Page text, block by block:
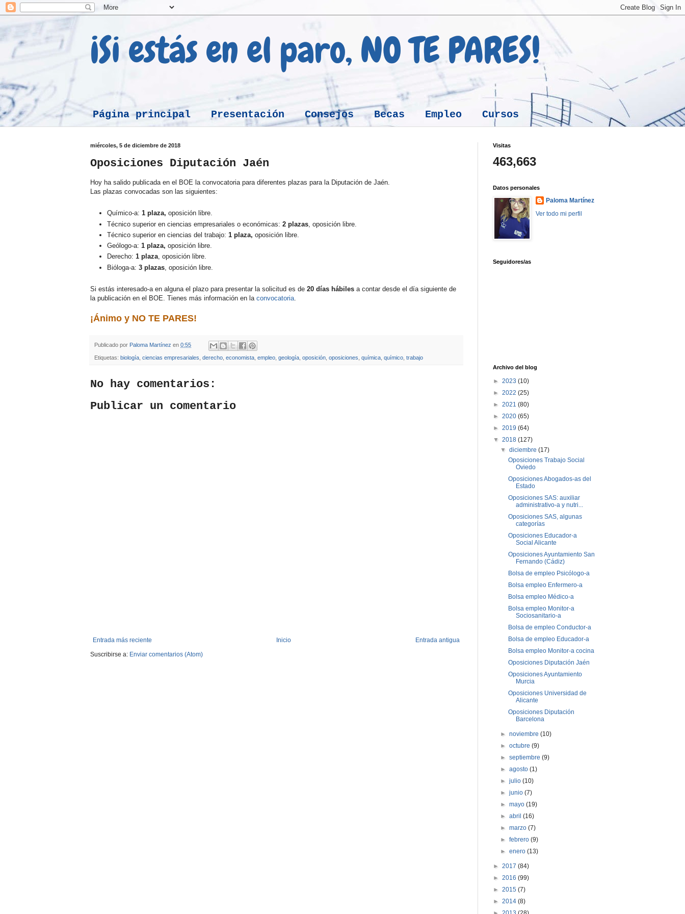
¡Si estás en el paro, NO TE PARES!
Página principal Presentación Consejos Becas Empleo Cursos
miércoles, 5 de diciembre de 2018
Oposiciones Diputación Jaén
Hoy ha salido publicada en el BOE la convocatoria para diferentes plazas para la Diputación de Jaén.
Las plazas convocadas son las siguientes:
Químico-a: 1 plaza, oposición libre.
Técnico superior en ciencias empresariales o económicas: 2 plazas , oposición libre.
Técnico superior en ciencias del trabajo: 1 plaza, oposición libre.
Geólogo-a: 1 plaza, oposición libre.
Derecho: 1 plaza, oposición libre.
Bióloga-a: 3 plazas , oposición libre.
Si estás interesado-a en alguna el plazo para presentar la solicitud es de 20 días hábiles a contar desde el día siguiente de
la publicación en el BOE. Tienes más información en la convocatoria.
¡Ánimo y NO TE PARES!
Publicado por Paloma Martínez en 0:55
Etiquetas: biología ciencias empresariales derecho economista empleo geología oposición oposiciones química químico trabajo
No hay comentarios:
Publicar un comentario
Entrada más reciente Entrada antigua
Inicio
Suscribirse a: Enviar comentarios (Atom)
Visitas
463,663
Datos personales
Paloma Martínez
Ver todo mi perfil
Seguidores/as
Archivo del blog
► 2023 (10)
► 2022 (25)
► 2021 (80)
► 2020 (65)
► 2019 (64)
▼ 2018 (127)
▼diciembre(17)
Oposiciones Trabajo Social
Oviedo
Oposiciones Abogados-as del
Estado
Oposiciones SAS: auxiliar
administrativo-a y nutri...
Oposiciones SAS, algunas
categorías
Oposiciones Educador-a
Social Alicante
Oposiciones Ayuntamiento San
Fernando (Cádiz)
Bolsa de empleo Psicólogo-a
Bolsa empleo Enfermero-a
Bolsa empleo Médico-a
Bolsa empleo Monitor-a
Sociosanitario-a
Bolsa de empleo Conductor-a
Bolsa de empleo Educador-a
Bolsa empleo Monitor-a cocina
Oposiciones Diputación Jaén
Oposiciones Ayuntamiento
Murcia
Oposiciones Universidad de
Alicante
Oposiciones Diputación
Barcelona
►noviembre(10)
►octubre(9)
►septiembre(9)
►agosto(1)
►julio(10)
►junio(7)
►mayo(19)
►abril(16)
►marzo(7)
►febrero(9)
►enero(13)
► 2017 (84)
► 2016 (99)
► 2015 (7)
► 2014 (8)